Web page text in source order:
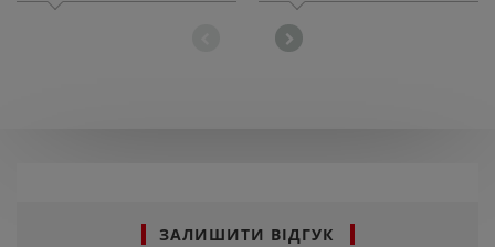
ЗАЛИШИТИ ВІДГУК